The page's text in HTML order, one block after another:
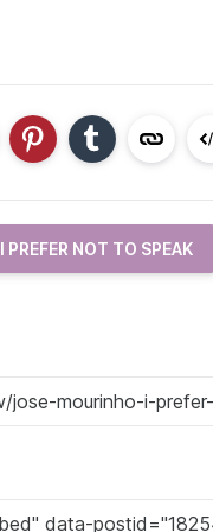
I PREFER NOT TO SPEAK